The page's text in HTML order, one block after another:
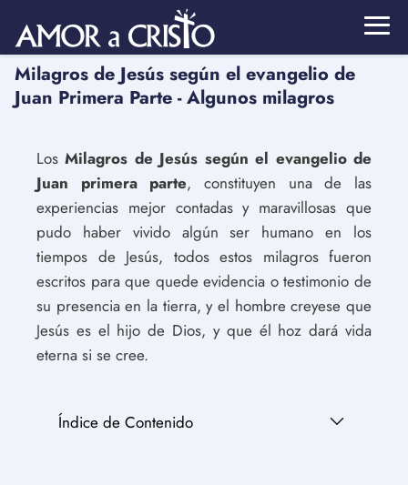
Milagros de Jesús según el evangelio de
Juan Primera Parte - Algunos milagros
Los Milagros de Jesús según el evangelio de
Juan primera parte, constituyen una de las
experiencias mejor contadas y maravillosas que
pudo haber vivido algún ser humano en los
tiempos de Jesús, todos estos milagros fueron
escritos para que quede evidencia o testimonio de
su presencia en la tierra, y el hombre creyese que
Jesús es el hijo de Dios, y que él hoz dará vida
eterna si se cree.
Índice de Contenido